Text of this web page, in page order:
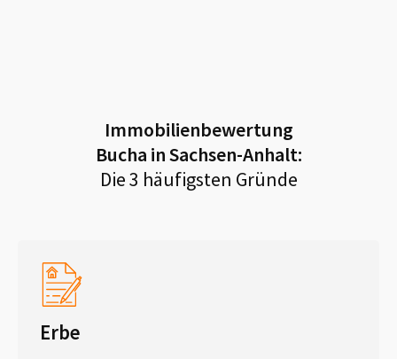
Immobilienbewertung
Bucha in Sachsen-Anhalt:
Die 3 häufigsten Gründe
Erbe